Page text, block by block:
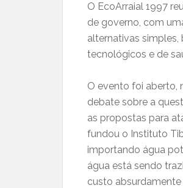
O EcoArraial 1997
de governo, com
alternativas
tecnológicos e de
O evento foi aberto,
debate sobre a
as propostas para
fundou o Instituto
importando água
água está sendo
custo